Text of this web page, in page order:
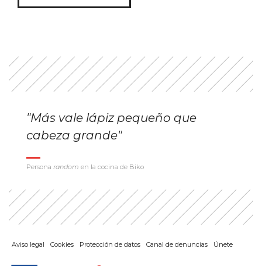
entradas
"Más vale lápiz pequeño que
cabeza grande"
Persona random en la cocina de Biko
Aviso legal Cookies Protección de datos Canal de denuncias Únete